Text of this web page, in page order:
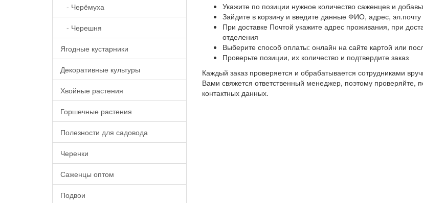
- Черёмуха
- Черешня
Ягодные кустарники
Декоративные культуры
Хвойные растения
Горшечные растения
Полезности для садовода
Черенки
Саженцы оптом
Подвои
Укажите по позиции нужное количество саженцев и
Зайдите в корзину и введите данные ФИО, адрес,
При доставке Почтой укажите адрес проживания, при
отделения
Выберите способ оплаты: онлайн на сайте картой или
Проверьте позиции, их количество и подтвердите заказ
Каждый заказ проверяется и обрабатывается сотрудниками
Вами свяжется ответственный менеджер, поэтому проверяйте,
контактных данных.